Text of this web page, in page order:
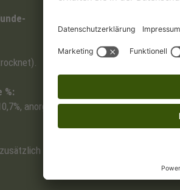
%:
anorganische Stoffe 11,4%
zu den regulären Mahlzeiten